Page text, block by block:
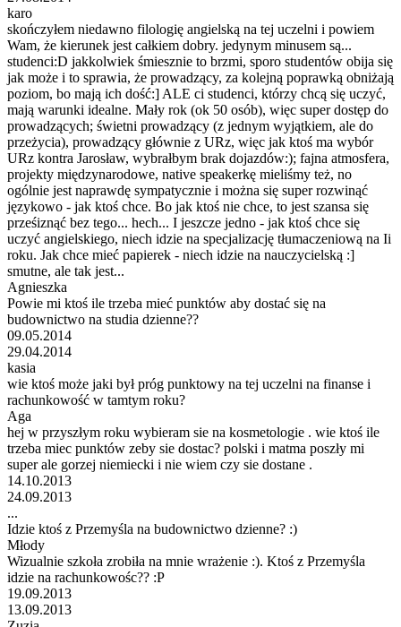
karo
skończyłem niedawno filologię angielską na tej uczelni i powiem
Wam, że kierunek jest całkiem dobry. jedynym minusem są...
studenci:D jakkolwiek śmiesznie to brzmi, sporo studentów obija się
jak może i to sprawia, że prowadzący, za kolejną poprawką obniżają
poziom, bo mają ich dość:] ALE ci studenci, którzy chcą się uczyć,
mają warunki idealne. Mały rok (ok 50 osób), więc super dostęp do
prowadzących; świetni prowadzący (z jednym wyjątkiem, ale do
przeżycia), prowadzący głównie z URz, więc jak ktoś ma wybór
URz kontra Jarosław, wybrałbym brak dojazdów:); fajna atmosfera,
projekty międzynarodowe, native speakerkę mieliśmy też, no
ogólnie jest naprawdę sympatycznie i można się super rozwinąć
językowo - jak ktoś chce. Bo jak ktoś nie chce, to jest szansa się
prześiznąć bez tego... hech... I jeszcze jedno - jak ktoś chce się
uczyć angielskiego, niech idzie na specjalizację tłumaczeniową na Ii
roku. Jak chce mieć papierek - niech idzie na nauczycielską :]
smutne, ale tak jest...
Agnieszka
Powie mi ktoś ile trzeba mieć punktów aby dostać się na
budownictwo na studia dzienne??
09.05.2014
29.04.2014
kasia
wie ktoś może jaki był próg punktowy na tej uczelni na finanse i
rachunkowość w tamtym roku?
Aga
hej w przyszłym roku wybieram sie na kosmetologie . wie ktoś ile
trzeba miec punktów zeby sie dostac? polski i matma poszły mi
super ale gorzej niemiecki i nie wiem czy sie dostane .
14.10.2013
24.09.2013
...
Idzie ktoś z Przemyśla na budownictwo dzienne? :)
Młody
Wizualnie szkoła zrobiła na mnie wrażenie :). Ktoś z Przemyśla
idzie na rachunkowośc?? :P
19.09.2013
13.09.2013